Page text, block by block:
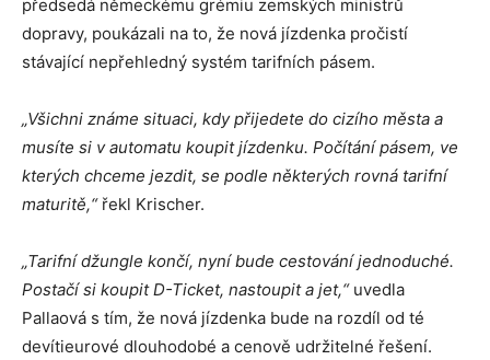
předsedá německému grémiu zemských ministrů
dopravy, poukázali na to, že nová jízdenka pročistí
stávající nepřehledný systém tarifních pásem.
„Všichni známe situaci, kdy přijedete do cizího města a
musíte si v automatu koupit jízdenku. Počítání pásem, ve
kterých chceme jezdit, se podle některých rovná tarifní
maturitě,“řekl Krischer.
„Tarifní džungle končí, nyní bude cestování jednoduché.
Postačí si koupit D-Ticket, nastoupit a jet,“uvedla
Pallaová s tím, že nová jízdenka bude na rozdíl od té
devítieurové dlouhodobé a cenově udržitelné řešení.